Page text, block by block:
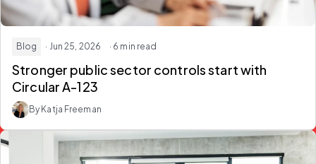
Blog · Jun 25, 2026 · 6 min read
Stronger public sector controls start with
Circular A-123
By Katja Freeman